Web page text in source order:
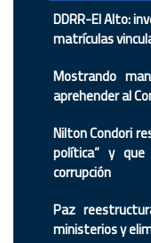
DDRR-El Alto:
matrículas
Mostrando
aprehender al
Nilton Condori
política” y
corrupción
Paz
ministerios y